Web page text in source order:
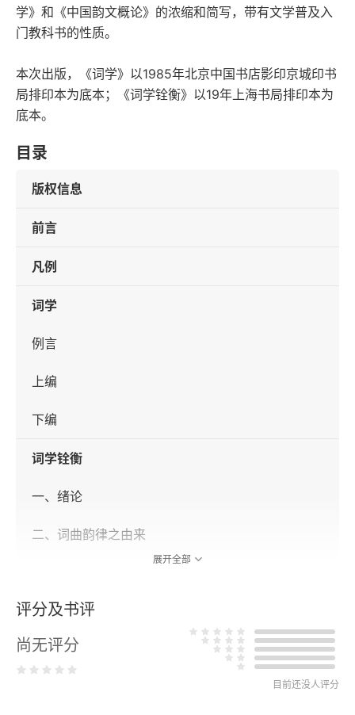
学》和《中国韵文概论》的浓缩和简写，带有文学普及入
门教科书的性质。
本次出版，《词学》以1985年北京中国书店影印京城印书
局排印本为底本；《词学铨衡》以19年上海书局排印本为
底本。
目录
版权信息
前言
凡例
词学
例言
上编
下编
词学铨衡
一、绪论
二、词曲韵律之由来
四、词之变化
五、词之特殊规律
展开全部
评分及书评
尚无评分
目前还没人评分